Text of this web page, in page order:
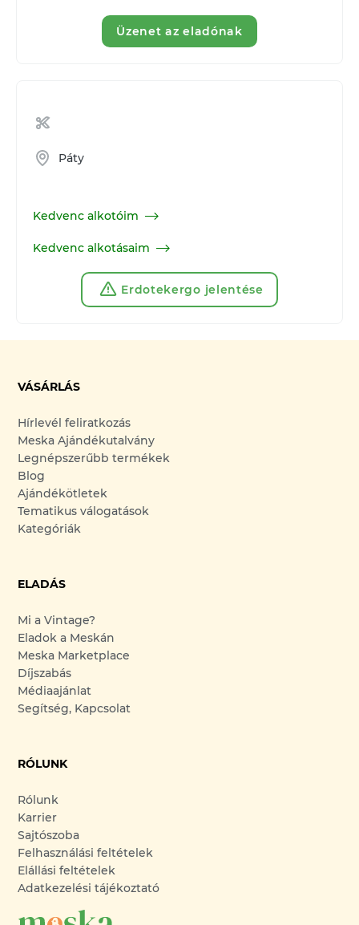
Üzenet az eladónak
Páty
Kedvenc alkotóim
Kedvenc alkotásaim
Erdotekergo jelentése
VÁSÁRLÁS
Hírlevél feliratkozás
Meska Ajándékutalvány
Legnépszerűbb termékek
Blog
Ajándékötletek
Tematikus válogatások
Kategóriák
ELADÁS
Mi a Vintage?
Eladok a Meskán
Meska Marketplace
Díjszabás
Médiaajánlat
Segítség, Kapcsolat
RÓLUNK
Rólunk
Karrier
Sajtószoba
Felhasználási feltételek
Elállási feltételek
Adatkezelési tájékoztató